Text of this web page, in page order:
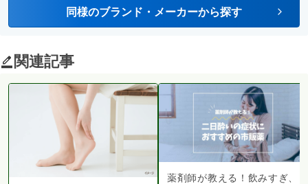
同様のブランド・メーカーから探す
関連記事
薬剤師が教える！飲みすぎ、